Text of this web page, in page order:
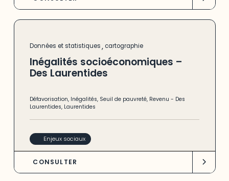
Données et statistiques, cartographie
Inégalités socioéconomiques –
Des Laurentides
Défavorisation, Inégalités, Seuil de pauvreté, Revenu - Des
Laurentides, Laurentides
Enjeux sociaux
CONSULTER